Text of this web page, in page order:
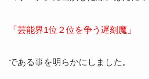
「芸能界1位２位を争う遅刻魔」
である事を明らかにしました。